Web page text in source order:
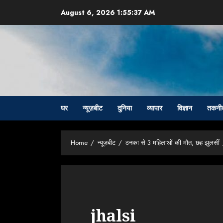
content
August 6, 2026 1:55:38 AM
घर न्यूज़बीट दुनिया व्यापार विज्ञान
Home न्यूज़बीट ठनका से 3 महिलाओं की मौत, छह झुलसीं
jhalsi